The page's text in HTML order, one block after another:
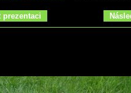
prezentaci